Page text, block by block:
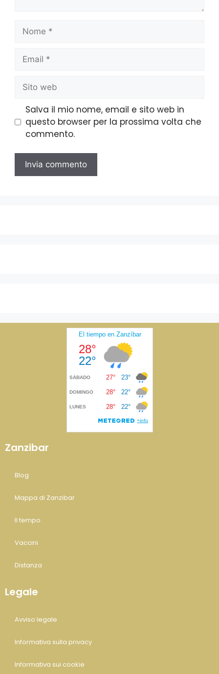
Salva il mio nome, email e sito web in
questo browser per la prossima volta che
commento.
Zanzibar
Blog
Mappa di Zanzibar
Il tempo
Vaccini
Distanza
Legale
Avviso legale
Informativa sulla privacy
Informativa sui cookie